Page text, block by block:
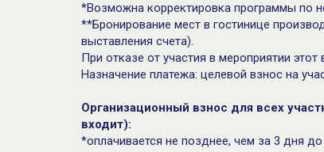
*Возможна корректировка программы по
**Бронирование мест в гостинице
выставления счета).
При отказе от участия в мероприятии
Назначение платежа: целевой взнос на
Организационный взнос для всех
входит):
*оплачивается не позднее, чем за 3 дня до